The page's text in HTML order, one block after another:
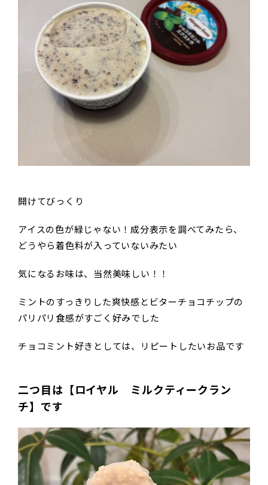
開けてびっくり
アイスの色が緑じゃない！成分表示を調べてみたら、
どうやら着色料が入っていないみたい
気になるお味は、当然美味しい！！
ミントのすっきりした爽快感とビターチョコチップの
パリパリ食感がすごく好みでした
チョコミント好きとしては、リピートしたいお品です
二つ目は【ロイヤル ミルクティークラン
チ】です